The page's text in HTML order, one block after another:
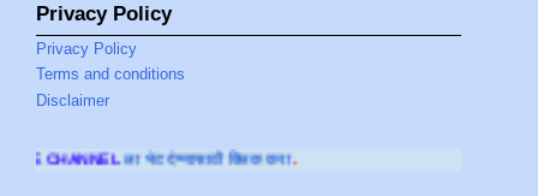
Privacy Policy
Privacy Policy
Terms and conditions
Disclaimer
क्लिक करा.